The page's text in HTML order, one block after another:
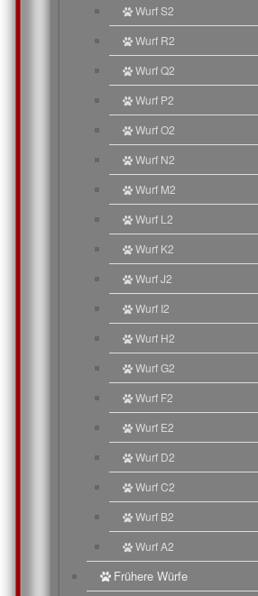
Wurf S2
Wurf R2
Wurf Q2
Wurf P2
Wurf O2
Wurf N2
Wurf M2
Wurf L2
Wurf K2
Wurf J2
Wurf I2
Wurf H2
Wurf G2
Wurf F2
Wurf E2
Wurf D2
Wurf C2
Wurf B2
Wurf A2
Frühere Würfe